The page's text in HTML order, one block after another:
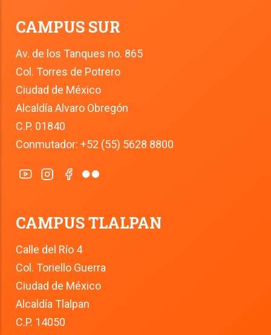
CAMPUS SUR
Av. de los Tanques no. 865
Col. Torres de Potrero
Ciudad de México
Alcaldía Alvaro Obregón
C.P. 01840
Conmutador: +52 (55) 5628 8800
CAMPUS TLALPAN
Calle del Río 4
Col. Toriello Guerra
Ciudad de México
Alcaldía Tlalpan
C.P. 14050